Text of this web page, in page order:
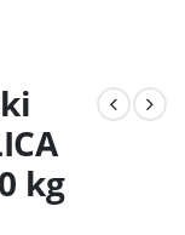
kg